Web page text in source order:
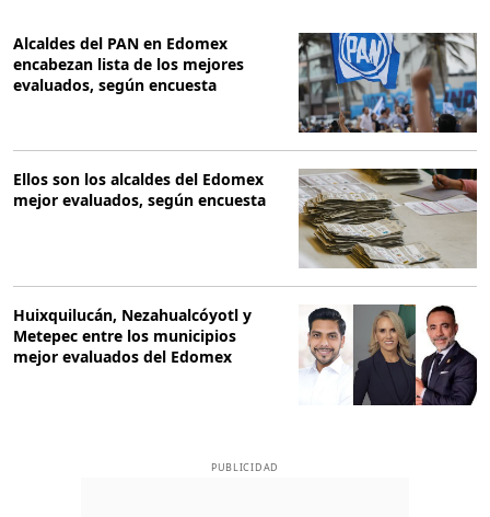
Alcaldes del PAN en Edomex
encabezan lista de los mejores
evaluados, según encuesta
Ellos son los alcaldes del Edomex
mejor evaluados, según encuesta
Huixquilucán, Nezahualcóyotl y
Metepec entre los municipios
mejor evaluados del Edomex
PUBLICIDAD